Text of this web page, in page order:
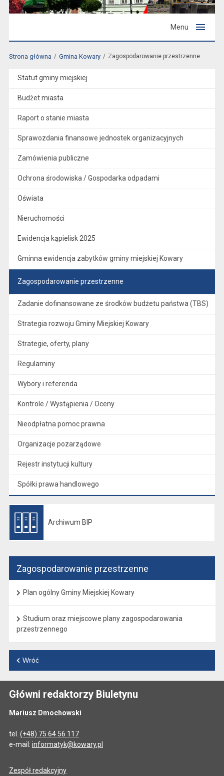
Menu
Strona główna Gmina Kowary Zagospodarowanie przestrzenne
Statut gminy miejskiej
Budżet miasta
Raport o stanie miasta
Sprawozdania finansowe jednostek organizacyjnych
Zamówienia publiczne
Ochrona środowiska / Gospodarka odpadami
Oświata
Nieruchomości
Ewidencja kąpielisk 2025
Gminna ewidencja zabytków gminy miejskiej Kowary
Zagospodarowanie przestrzenne
Zadanie dofinansowane ze środków budżetu państwa (TBS)
Strategia rozwoju Gminy Miejskiej Kowary
Strategie, oferty, plany
Regulaminy
Wybory i referenda
Kontrole / Wystąpienia / Oceny
Nieodpłatna pomoc prawna
Organizacje pozarządowe
Rejestr instytucji kultury
Spółki prawa handlowego
Archiwum BIP
Zagospodarowanie przestrzenne
Plan ogólny Gminy Miejskiej Kowary
Studium oraz miejscowe plany zagospodarowania
przestrzennego
Wróć
Główni redaktorzy Biuletynu
Mariusz Dmochowski
tel. (+48) 75 64 56 117
e-mail: informatyk@kowary.pl
Zespół redakcyjny